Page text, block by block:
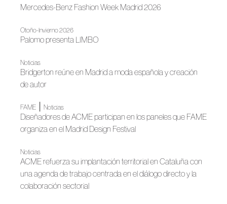
Mercedes-Benz Fashion Week Madrid 2026
Otoño-Invierno 2026
Palomo presenta LIMBO
Noticias
Bridgerton reúne en Madrid a moda española y creación
de autor
FAME Noticias
Diseñadores de ACME participan en los paneles que FAME
organiza en el Madrid Design Festival
Noticias
ACME refuerza su implantación territorial en Cataluña con
una agenda de trabajo centrada en el diálogo directo y la
colaboración sectorial